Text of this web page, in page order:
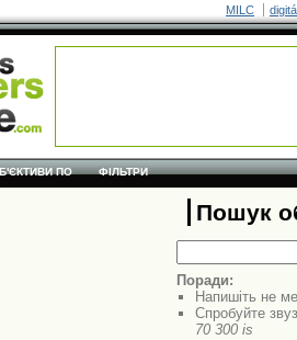
MILC
ПО ФІЛЬТРИ
Пошук
Поради:
Напишіть не
Спробуйте
70 300 is